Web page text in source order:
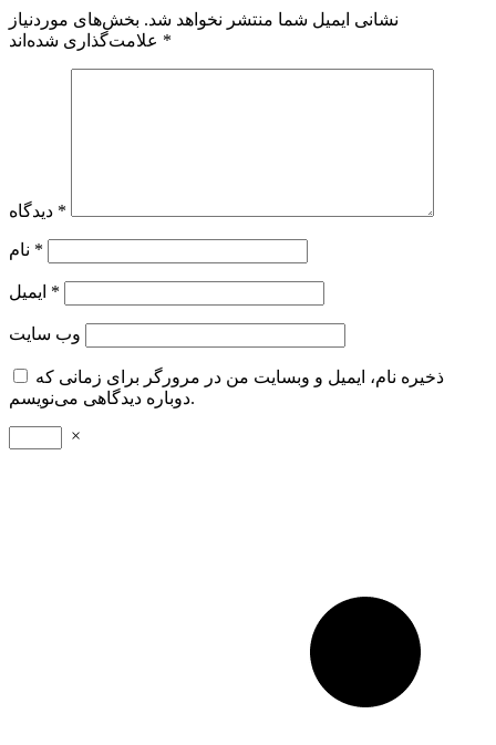
نشانی ایمیل شما منتشر نخواهد شد. بخش‌های موردنیاز
*
*
*
*
وب‌ سایت
ذخیره نام، ایمیل و وبسایت من در مرورگر برای زمانی که
دوباره دیدگاهی می‌نویسم.
×